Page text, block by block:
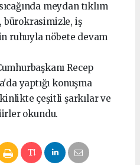
meydan tıklım
bürokrasimizle, iş
ruhuyla nöbete devam
Recep
yaptığı konuşma
çeşitli şarkılar ve
okundu.